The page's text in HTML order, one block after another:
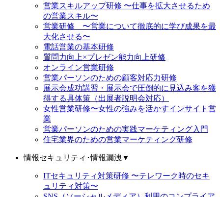
営業スキルアップ研修 〜仕事を拡大させるため
の営業スキル〜
営業研修 〜営業について徹底的に学び成果を最
大化させる〜
電話営業の基本研修
質問力向上×プレゼン能力向上研修
オンライン営業研修
営業パーソンのための顧客対応力研修
展示会成功講習・展示会で圧倒的に見込み客を獲
得する具体策（出展者説明会対応）
女性営業研修〜女性の強みを活かすインサイト営
業
営業パーソンのための実践マーケティング入門
住宅業界のための営業マーケティング研修
情報セキュリティ･情報漏洩 ▼
ITセキュリティ対策研修 〜テレワーク時のセキ
ュリティ対策〜